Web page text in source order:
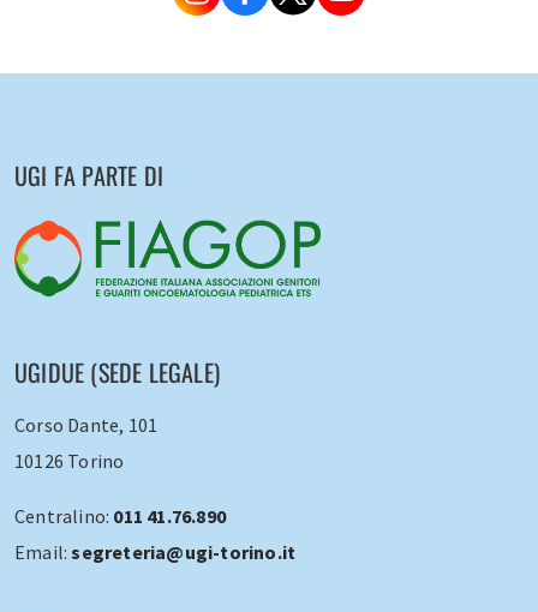
UGI FA PARTE DI
UGIDUE (SEDE LEGALE)
Corso Dante, 101
10126 Torino
Centralino: 011 41.76.890
Email:segreteria@ugi-torino.it